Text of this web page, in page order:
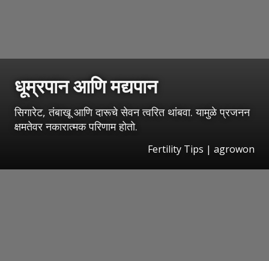
धूम्रपान आणि मद्यपान
सिगारेट, तंबाखू आणि दारूचे सेवन त्वरित थांबवा. यामुळे प्रजनन
क्षमतेवर नकारात्मक परिणाम होतो.
Fertility Tips | agrowon